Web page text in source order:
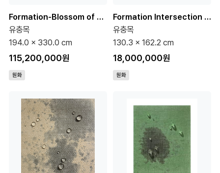
Formation-Blossom of Recollection 120호 (원화)
유충목
194.0 x 330.0 cm
115,200,000원
원화
Formation Intersection 5-2 100호 (원화)
유충목
130.3 x 162.2 cm
18,000,000원
원화